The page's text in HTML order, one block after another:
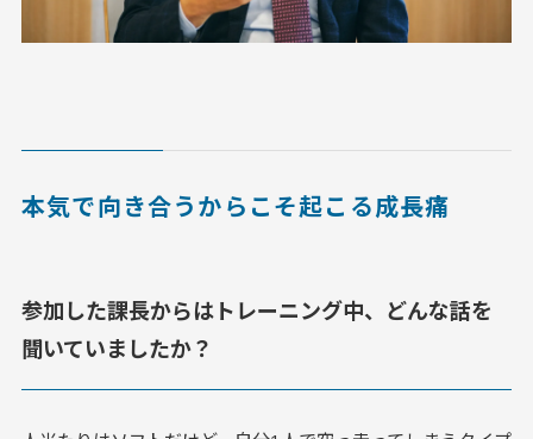
本気で向き合うからこそ起こる成長痛
参加した課長からはトレーニング中、どんな話を
聞いていましたか？